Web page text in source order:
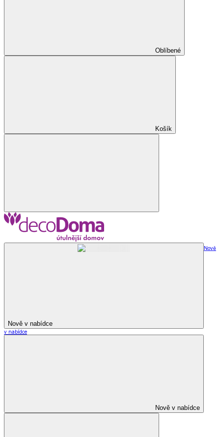
Oblíbené
Košík
Nově v nabídce
Nově
v nabídce
Nově v nabídce